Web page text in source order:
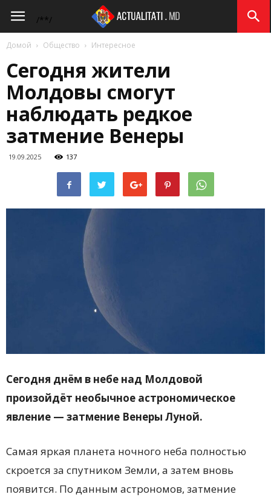
/**/
Actualitati.md
Домой Общество Интересное
Сегодня жители
Молдовы смогут
наблюдать редкое
затмение Венеры
19.09.2025 137
Сегодня днём в небе над Молдовой
произойдёт необычное астрономическое
явление — затмение Венеры Луной.
Самая яркая планета ночного неба полностью
скроется за спутником Земли, а затем вновь
появится. По данным астрономов, затмение